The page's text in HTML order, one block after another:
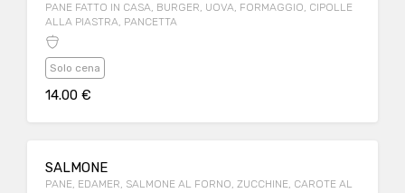
PANE FATTO IN CASA, BURGER, UOVA, FORMAGGIO, CIPOLLE
ALLA PIASTRA, PANCETTA
Solo cena
14.00 €
SALMONE
PANE, EDAMER, SALMONE AL FORNO, ZUCCHINE, CAROTE AL